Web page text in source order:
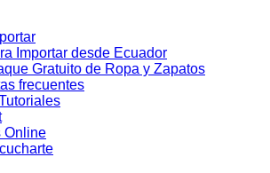
Importar desde Ecuador
Gratuito de Ropa y Zapatos
frecuentes
Online